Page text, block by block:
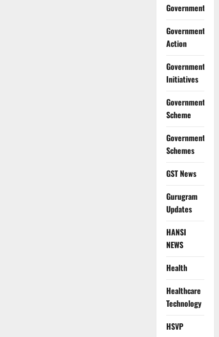
Government
Government
Action
Government
Initiatives
Government
Scheme
Government
Schemes
GST News
Gurugram
Updates
HANSI
NEWS
Health
Healthcare
Technology
HSVP